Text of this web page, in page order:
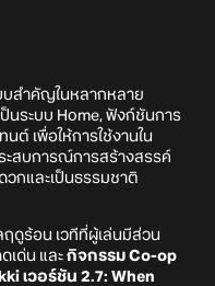
บสำคัญในหลากหลาย
ป็นระบบ Home, ฟังก์ชันการ
ต์ เพื่อให้การใช้งานใน
ะสบการณ์การสร้างสรรค์
วกและเป็นธรรมชาติ
ดูร้อน เวทีที่ผู้เล่นมีส่วน
เด่น และ กิจกรรม Co-op
เวอร์ชัน 2.7: When